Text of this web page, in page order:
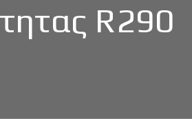
R290